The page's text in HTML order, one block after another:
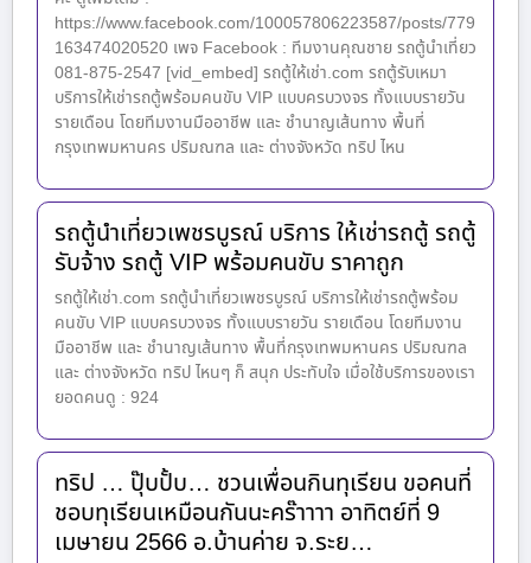
https://www.facebook.com/100057806223587/posts/779
163474020520 เพจ Facebook : ทีมงานคุณชาย รถตู้นำเที่ยว
081-875-2547 [vid_embed] รถตู้ให้เช่า.com รถตู้รับเหมา
บริการให้เช่ารถตู้พร้อมคนขับ VIP แบบครบวงจร ทั้งแบบรายวัน
รายเดือน โดยทีมงานมืออาชีพ และ ชำนาญเส้นทาง พื้นที่
กรุงเทพมหานคร ปริมณฑล และ ต่างจังหวัด ทริป ไหน
รถตู้นำเที่ยวเพชรบูรณ์ บริการ ให้เช่ารถตู้ รถตู้
รับจ้าง รถตู้ VIP พร้อมคนขับ ราคาถูก
รถตู้ให้เช่า.com รถตู้นำเที่ยวเพชรบูรณ์ บริการให้เช่ารถตู้พร้อม
คนขับ VIP แบบครบวงจร ทั้งแบบรายวัน รายเดือน โดยทีมงาน
มืออาชีพ และ ชำนาญเส้นทาง พื้นที่กรุงเทพมหานคร ปริมณฑล
และ ต่างจังหวัด ทริป ไหนๆ ก็ สนุก ประทับใจ เมื่อใช้บริการของเรา
ยอดคนดู : 924
ทริป … ปุ๊บปั้บ… ชวนเพื่อนกินทุเรียน ขอคนที่
ชอบทุเรียนเหมือนกันนะคร๊าาาา อาทิตย์ที่ 9
เมษายน 2566 อ.บ้านค่าย จ.ระย…